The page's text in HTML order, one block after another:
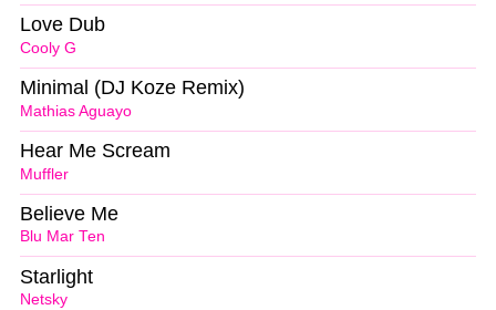
Cooly G
Love Dub
Mathias Aguayo
Minimal (DJ Koze Remix)
Muffler
Hear Me Scream
Blu Mar Ten
Believe Me
Netsky
Starlight